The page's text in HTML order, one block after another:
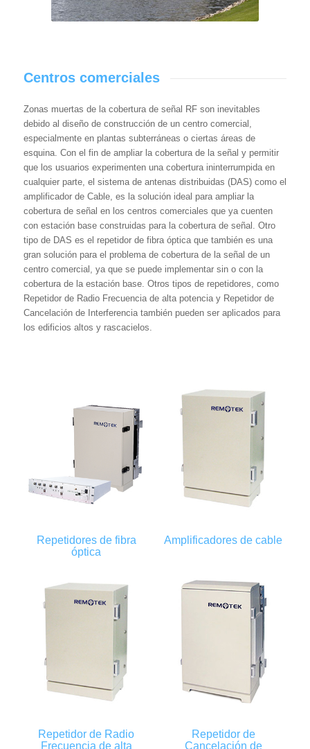
Centros comerciales
Zonas muertas de la cobertura de señal RF son inevitables
debido al diseño de construcción de un centro comercial,
especialmente en plantas subterráneas o ciertas áreas de
esquina. Con el fin de ampliar la cobertura de la señal y permitir
que los usuarios experimenten una cobertura ininterrumpida en
cualquier parte, el sistema de antenas distribuidas (DAS) como el
amplificador de Cable, es la solución ideal para ampliar la
cobertura de señal en los centros comerciales que ya cuenten
con estación base construidas para la cobertura de señal. Otro
tipo de DAS es el repetidor de fibra óptica que también es una
gran solución para el problema de cobertura de la señal de un
centro comercial, ya que se puede implementar sin o con la
cobertura de la estación base. Otros tipos de repetidores, como
Repetidor de Radio Frecuencia de alta potencia y Repetidor de
Cancelación de Interferencia también pueden ser aplicados para
los edificios altos y rascacielos.
Repetidores de fibra
óptica
Amplificadores de cable
Repetidor de Radio
Frecuencia de alta
Repetidor de
Cancelación de